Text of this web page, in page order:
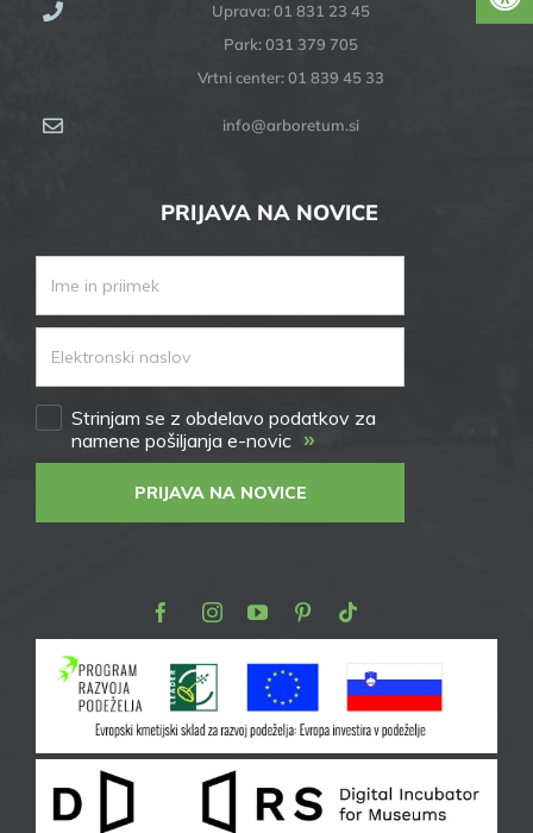
Uprava: 01 831 23 45
Park: 031 379 705
Vrtni center: 01 839 45 33
info@arboretum.si
PRIJAVA NA NOVICE
Strinjam se z obdelavo podatkov za
namene pošiljanja e-novic »
PRIJAVA NA NOVICE
FacebookInstagram
YoutubePinterest